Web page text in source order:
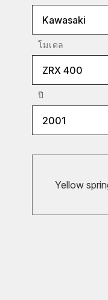
Kawasaki
โมเดล
ZRX 400
ปี
2001
Yellow